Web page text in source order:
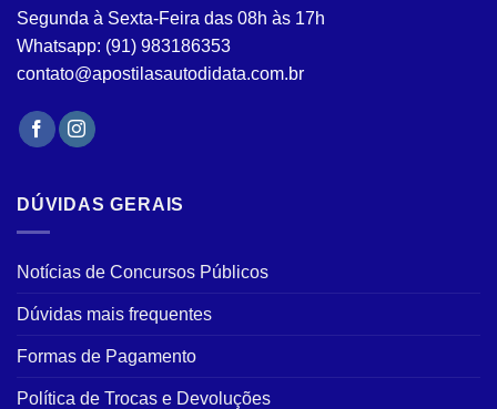
do
produto
Segunda à Sexta-Feira das 08h às 17h
Whatsapp: (91) 983186353
contato@apostilasautodidata.com.br
DÚVIDAS GERAIS
Notícias de Concursos Públicos
Dúvidas mais frequentes
Formas de Pagamento
Política de Trocas e Devoluções